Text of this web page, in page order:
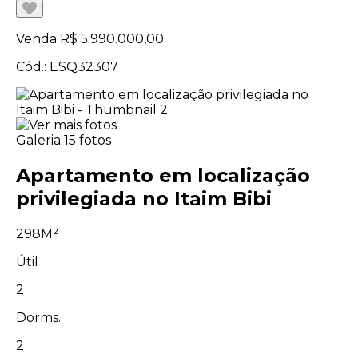
Venda R$ 5.990.000,00
Cód.: ESQ32307
Galeria 15 fotos
Apartamento em localização
privilegiada no Itaim Bibi
298M²
Útil
2
Dorms.
2